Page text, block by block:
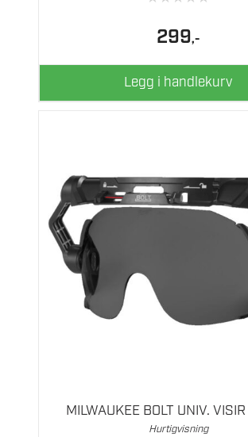
299,-
Legg i handlekurv
MILWAUKEE BOLT UNIV.
Hurtigvisning